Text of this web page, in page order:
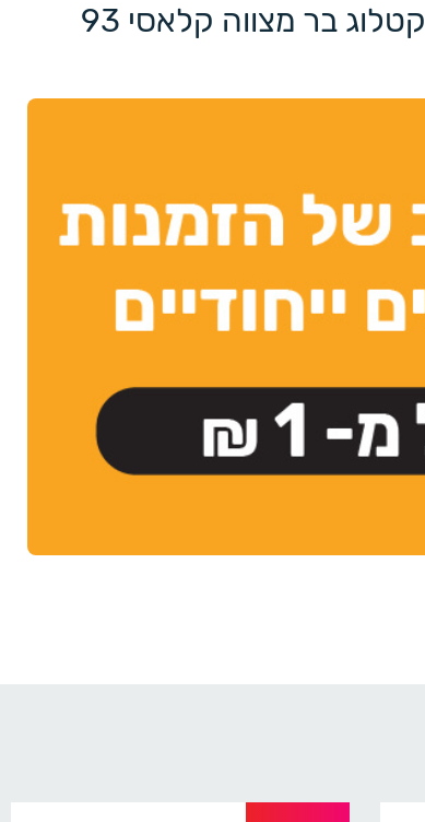
קטלוג בר מצווה קלאסי 93